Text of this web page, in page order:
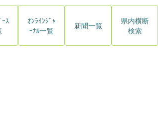
ｰｽ
ｵﾝﾗｲﾝｼﾞｬ
ｰﾅﾙ一覧
新聞一覧
県内横断
検索